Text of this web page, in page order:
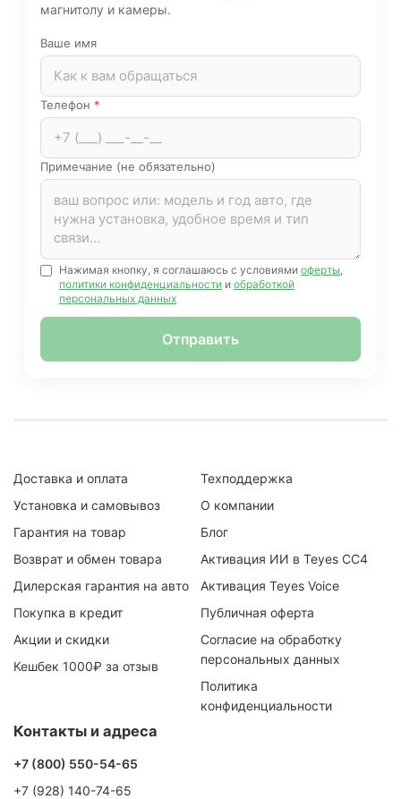
магнитолу и камеры.
Ваше имя
Телефон *
Примечание (не обязательно)
Нажимая кнопку, я соглашаюсь с условиями оферты
политики конфиденциальности и обработкой
персональных данных
Отправить
Доставка и оплата
Установка и самовывоз
Гарантия на товар
Возврат и обмен товара
Дилерская гарантия на авто
Покупка в кредит
Акции и скидки
Кешбек 1000₽ за отзыв
Техподдержка
О компании
Блог
Активация ИИ в Teyes CC4
Активация Teyes Voice
Публичная оферта
Согласие на обработку
персональных данных
Политика
конфиденциальности
Контакты и адреса
+7 (800) 550-54-65
+7 (928) 140-74-65